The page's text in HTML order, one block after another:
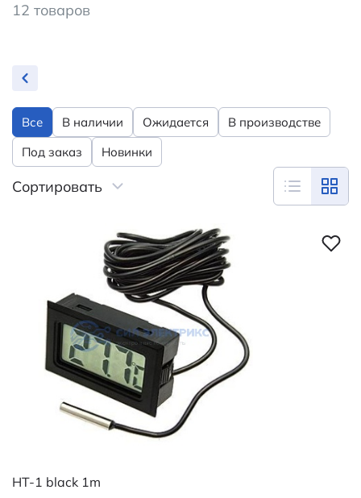
12 товаров
Все В наличии Ожидается
В производстве
Под заказ
Новинки
Сортировать
HT-1 black 1m